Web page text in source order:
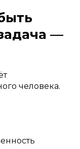
—
человека.